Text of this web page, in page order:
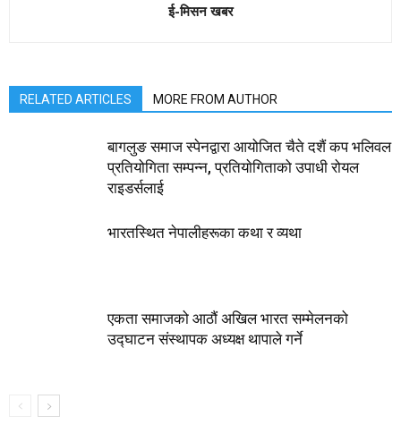
ई-मिसन खबर
RELATED ARTICLES MORE FROM AUTHOR
बागलुङ समाज स्पेनद्वारा आयोजित चैते दशैं कप भलिवल
प्रतियोगिता सम्पन्न, प्रतियाेगिताको उपाधी रोयल
राइडर्सलाई
भारतस्थित नेपालीहरूका कथा र व्यथा
एकता समाजको आठौं अखिल भारत सम्मेलनको
उद्घाटन संस्थापक अध्यक्ष थापाले गर्ने